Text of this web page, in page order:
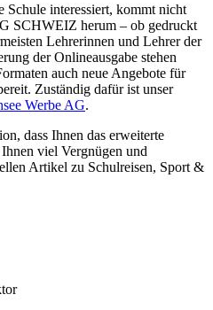
Schule interessiert, kommt nicht
SCHWEIZ herum – ob gedruckt
Lehrerinnen und Lehrer der
der Onlineausgabe stehen
auch neue Angebote für
Zuständig dafür ist unser
Werbe AG.
dass Ihnen das erweiterte
viel Vergnügen und
Artikel zu Schulreisen, Sport &